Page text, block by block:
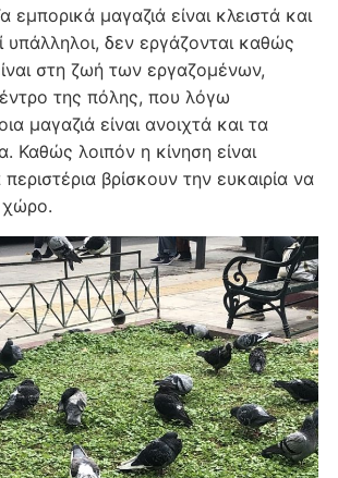
μαγαζιά είναι κλειστά και
υπάλληλοι, δεν εργάζονται καθώς
στη ζωή των εργαζομένων,
της πόλης, που λόγω
μαγαζιά είναι ανοιχτά και τα
Καθώς λοιπόν η κίνηση είναι
βρίσκουν την ευκαιρία να
χώρο.